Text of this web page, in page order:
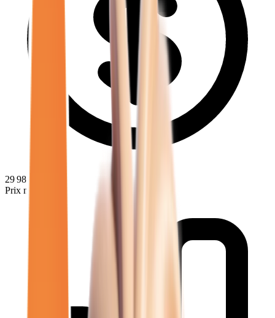
29 980
Prix minimum